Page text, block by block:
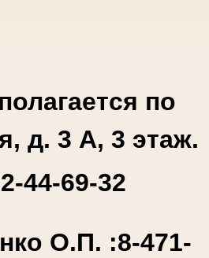
по
д. 3 А, 3 этаж.
44-69-32
О.П. :8-471-